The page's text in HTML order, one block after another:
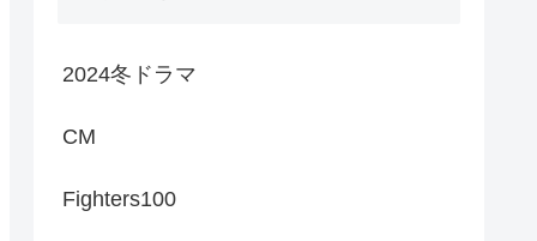
2024冬ドラマ
CM
Fighters100